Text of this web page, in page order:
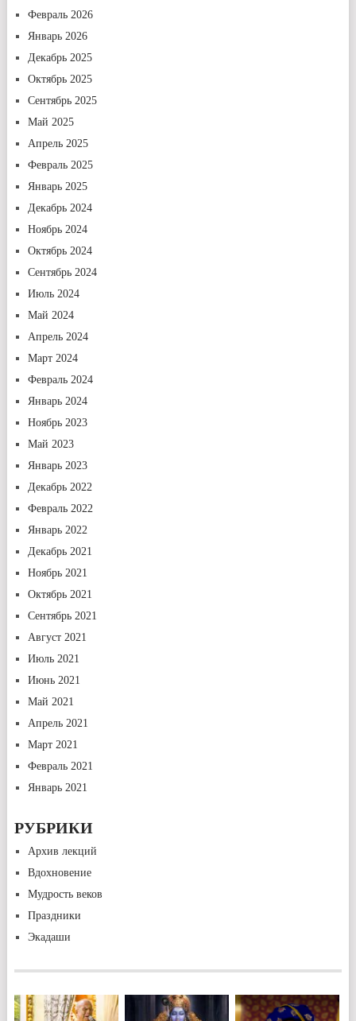
Февраль 2026
Январь 2026
Декабрь 2025
Октябрь 2025
Сентябрь 2025
Май 2025
Апрель 2025
Февраль 2025
Январь 2025
Декабрь 2024
Ноябрь 2024
Октябрь 2024
Сентябрь 2024
Июль 2024
Май 2024
Апрель 2024
Март 2024
Февраль 2024
Январь 2024
Ноябрь 2023
Май 2023
Январь 2023
Декабрь 2022
Февраль 2022
Январь 2022
Декабрь 2021
Ноябрь 2021
Октябрь 2021
Сентябрь 2021
Август 2021
Июль 2021
Июнь 2021
Май 2021
Апрель 2021
Март 2021
Февраль 2021
Январь 2021
РУБРИКИ
Архив лекций
Вдохновение
Мудрость веков
Праздники
Экадаши